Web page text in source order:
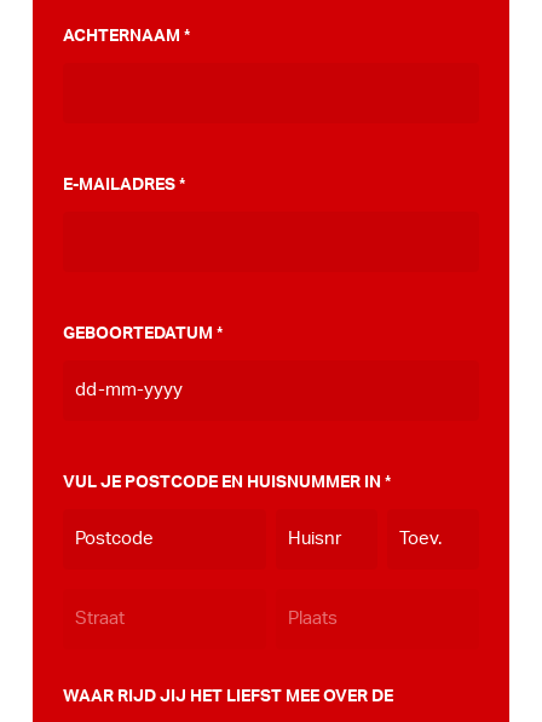
ACHTERNAAM *
E-MAILADRES *
GEBOORTEDATUM *
MM
JJJJ
VUL JE POSTCODE EN HUISNUMMER IN *
WAAR RIJD JIJ HET LIEFST MEE OVER DE